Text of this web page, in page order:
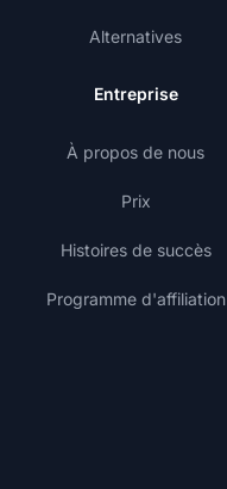
Alternatives
Entreprise
À propos de nous
Prix
Histoires de succès
Programme d'affiliation